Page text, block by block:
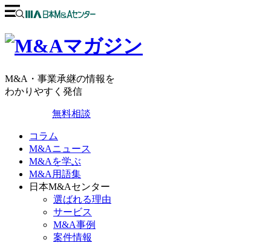
M&A・事業承継の情報を
わかりやすく発信
無料相談
コラム
M&Aニュース
M&Aを学ぶ
M&A用語集
日本M&Aセンター
選ばれる理由
サービス
M&A事例
案件情報